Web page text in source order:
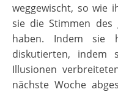
weggewischt, so wie
sie die Stimmen des
haben. Indem sie
diskutierten, indem
Illusionen
nächste Woche